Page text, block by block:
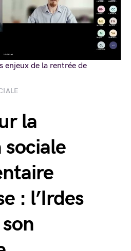
la
: l’Irdes
enjeux de la rentrée de